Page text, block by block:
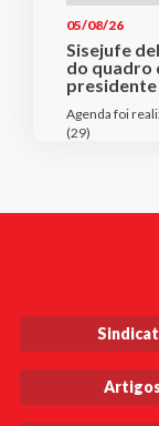
05/08/26
Sisejufe
do quadro
presidente
Agenda foi
(29)